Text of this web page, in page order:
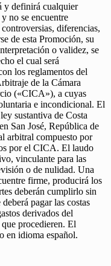
y definirá cualquier
no se encuentre
diferencias,
de esta Promoción, su
o validez, se
el cual será
los reglamentos del
de la Cámara
(«CICA»), a cuyas
e incondicional. El
sustantiva de Costa
San José, República de
arbitral compuesto por
por el CICA. El laudo
vinculante para las
o de nulidad. Una
firme, producirá los
deberán cumplirlo sin
pagar las costas
derivados del
procedieren. El
en idioma español.